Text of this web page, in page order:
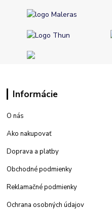
Informácie
O nás
Ako nakupovať
Doprava a platby
Obchodné podmienky
Reklamačné podmienky
Ochrana osobných údajov